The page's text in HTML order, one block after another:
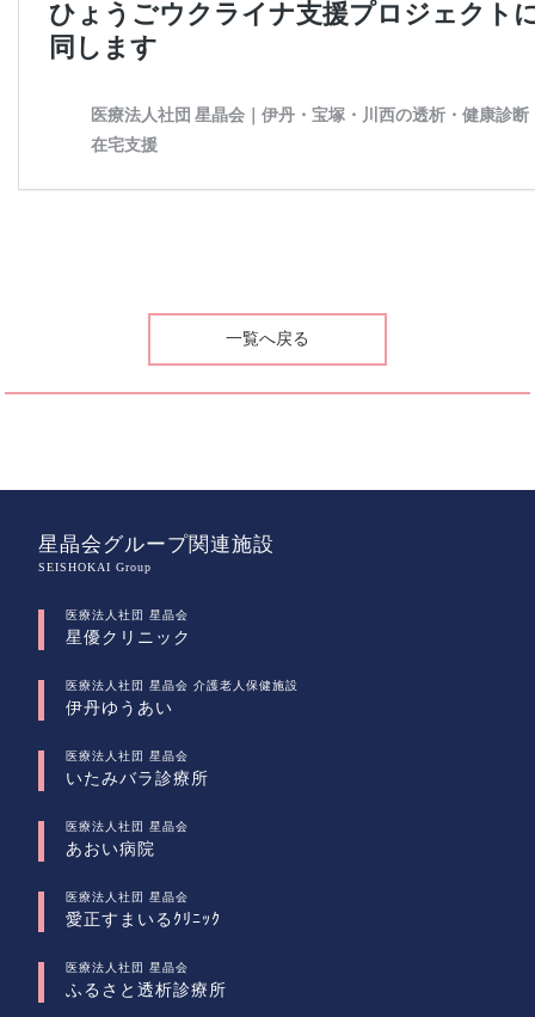
一覧へ戻る
星晶会グループ関連施設
SEISHOKAI Group
医療法人社団 星晶会
星優クリニック
医療法人社団 星晶会 介護老人保健施設
伊丹ゆうあい
医療法人社団 星晶会
いたみバラ診療所
医療法人社団 星晶会
あおい病院
医療法人社団 星晶会
愛正すまいるｸﾘﾆｯｸ
医療法人社団 星晶会
ふるさと透析診療所